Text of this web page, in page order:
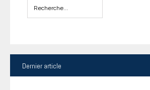
Dernier article